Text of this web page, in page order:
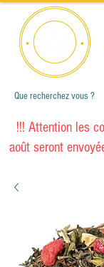
!!! Attention les
août seront